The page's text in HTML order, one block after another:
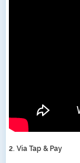
2. Via Tap & Pay